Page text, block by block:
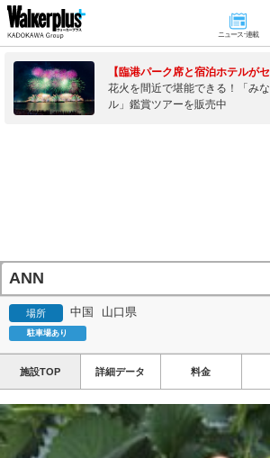
ニュース･連載
【臨港パーク席と宿泊ホテルがセ
花火を間近で堪能できる！「み
ル」鑑賞ツアーを販売中
ANN
場所 中国 山口県
駐車場あり
施設TOP 詳細データ 料金